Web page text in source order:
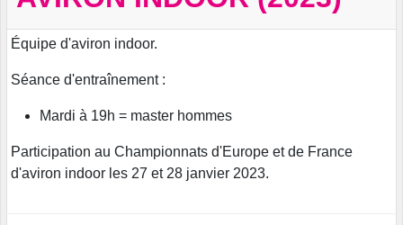
Équipe d'aviron indoor.
Séance d'entraînement :
Mardi à 19h = master hommes
Participation au Championnats d'Europe et de France
d'aviron indoor les 27 et 28 janvier 2023.